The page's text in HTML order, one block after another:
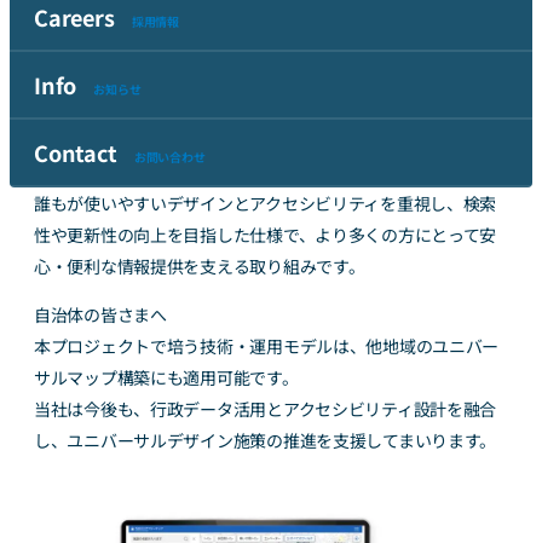
Careers 採用情報
Info お知らせ
Contact お問い合わせ
る「
ちばバリアフリーマップ
誰もが使いやすいデザインとアクセシビリティを重視し、検索
性や更新性の向上を目指した仕様で、より多くの方にとって安
心・便利な情報提供を支える取り組みです。
自治体の皆さまへ
本プロジェクトで培う技術・運用モデルは、他地域のユニバー
サルマップ構築にも適用可能です。
当社は今後も、行政データ活用とアクセシビリティ設計を融合
し、ユニバーサルデザイン施策の推進を支援してまいります。